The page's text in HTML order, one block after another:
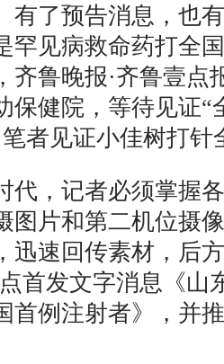
有了预告消息，也
罕见病救命药打全
齐鲁晚报·齐鲁壹点
保健院，等待见证“
者见证小佳树打针
，记者必须掌握各
图片和第二机位摄
迅速回传素材，后
首发文字消息《山
首例注射者》，并